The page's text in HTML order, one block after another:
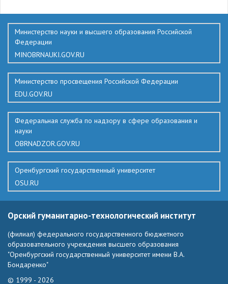
Министерство науки и высшего образования Российской
Федерации
MINOBRNAUKI.GOV.RU
Министерство просвещения Российской Федерации
EDU.GOV.RU
Федеральная служба по надзору в сфере образования и
науки
OBRNADZOR.GOV.RU
Оренбургский государственный университет
OSU.RU
Орский гуманитарно-технологический институт
(филиал) федерального государственного бюджетного
образовательного учреждения высшего образования
"Оренбургский государственный университет имени В.А.
Бондаренко"
© 1999 - 2026